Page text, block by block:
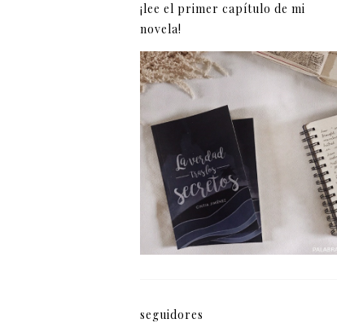
¡lee el primer capítulo de mi
novela!
La verdad tras los
secretos (fragmento)
seguidores